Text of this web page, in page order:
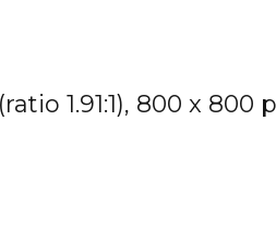
1.91:1), 800 x 800